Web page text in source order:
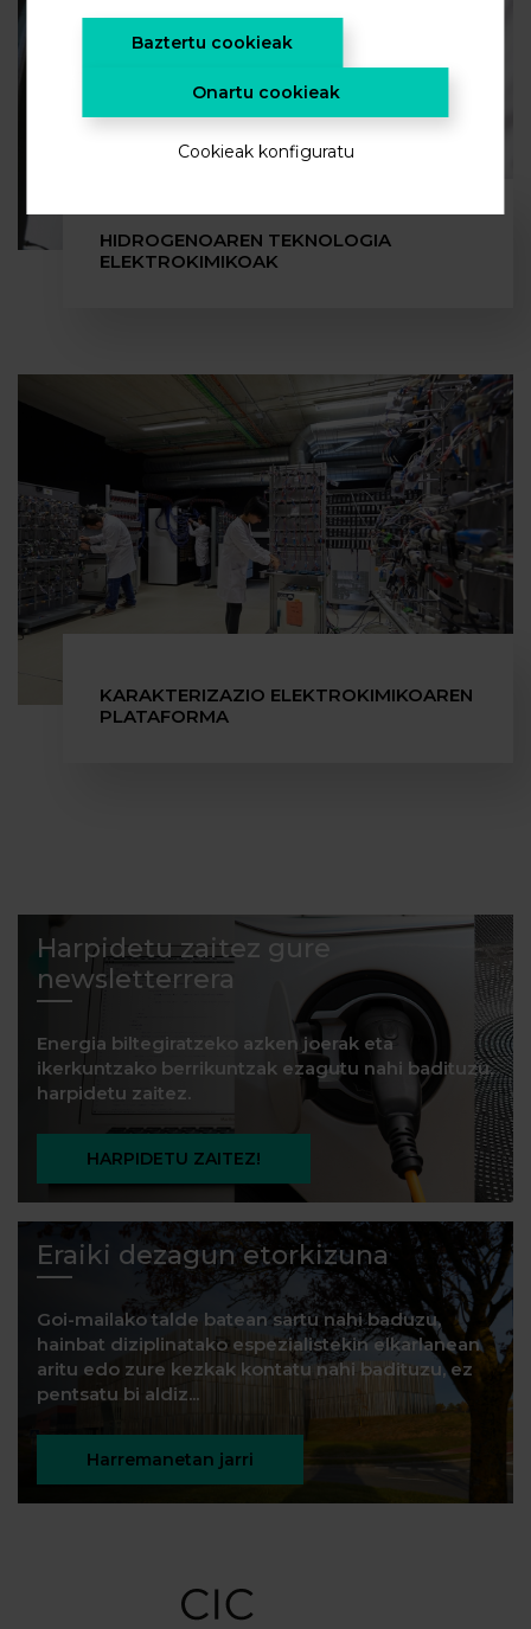
HIDROGENOAREN TEKNOLOGIA
ELEKTROKIMIKOAK
KARAKTERIZAZIO ELEKTROKIMIKOAREN
PLATAFORMA
Harpidetu zaitez gure
newsletterrera
Energia biltegiratzeko azken joerak eta
ikerkuntzako berrikuntzak ezagutu nahi badituzu,
harpidetu zaitez.
HARPIDETU ZAITEZ!
Eraiki dezagun etorkizuna
Goi-mailako talde batean sartu nahi baduzu,
hainbat diziplinatako espezialistekin elkarlanean
aritu edo zure kezkak kontatu nahi badituzu, ez
pentsatu bi aldiz...
Harremanetan jarri
Baztertu cookieak
Onartu cookieak
Cookieak konfiguratu